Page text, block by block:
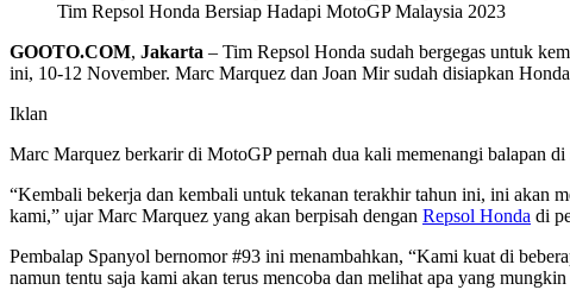
Tim Repsol Honda Bersiap Hadapi MotoGP Malaysia 2023
GOOTO.COM, Jakarta – Tim Repsol Honda sudah bergegas untuk
ini, 10-12 November. Marc Marquez dan Joan Mir sudah disiapkan
Iklan
Marc Marquez berkarir di MotoGP pernah dua kali memenangi balapan
“Kembali bekerja dan kembali untuk tekanan terakhir tahun ini, ini akan
kami,” ujar Marc Marquez yang akan berpisah dengan Repsol Honda di
Pembalap Spanyol bernomor #93 ini menambahkan, “Kami kuat di
namun tentu saja kami akan terus mencoba dan melihat apa yang